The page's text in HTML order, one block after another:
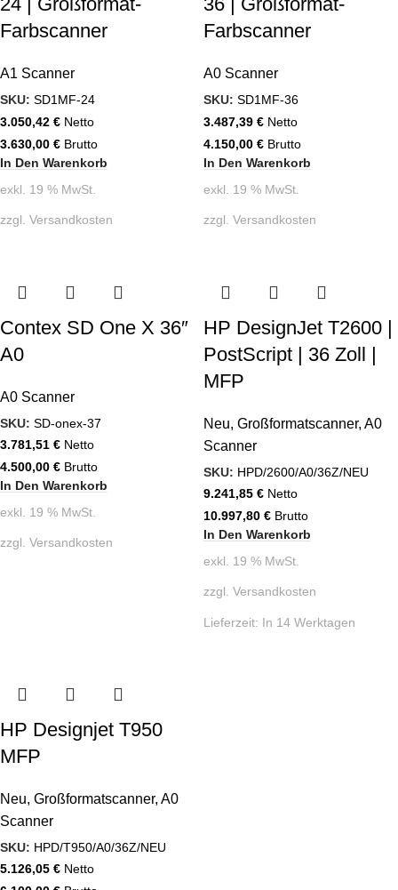
Farbscanner
A1 Scanner
SKU: SD1MF-24
3.050,42 € Netto
3.630,00 € Brutto
In Den Warenkorb
exkl. 19 % MwSt.
zzgl. Versandkosten
Farbscanner
A0 Scanner
SKU: SD1MF-36
3.487,39 € Netto
4.150,00 € Brutto
In Den Warenkorb
exkl. 19 % MwSt.
zzgl. Versandkosten
Contex SD One X 36″
A0
A0 Scanner
SKU: SD-onex-37
3.781,51 € Netto
4.500,00 € Brutto
In Den Warenkorb
exkl. 19 % MwSt.
zzgl. Versandkosten
HP DesignJet T2600 |
PostScript | 36 Zoll |
MFP
Neu, Großformatscanner, A0
Scanner
SKU: HPD/2600/A0/36Z/NEU
9.241,85 € Netto
10.997,80 € Brutto
In Den Warenkorb
exkl. 19 % MwSt.
zzgl. Versandkosten
Lieferzeit: In 14 Werktagen
HP Designjet T950
MFP
Neu, Großformatscanner, A0
Scanner
SKU: HPD/T950/A0/36Z/NEU
5.126,05 € Netto